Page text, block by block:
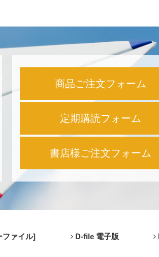
商品ご注文フォーム
定期購読フォーム
書店様ご注文フォーム
ファイル] D-file 電子版